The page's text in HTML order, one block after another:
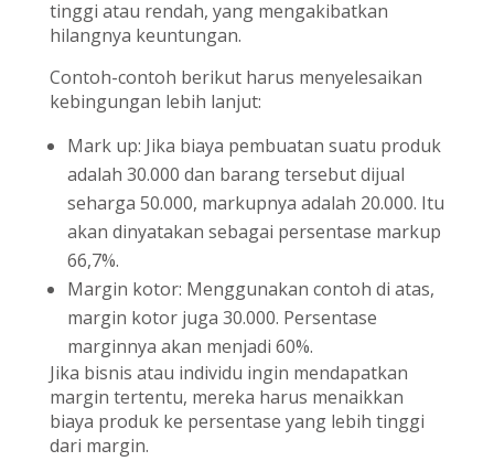
tinggi atau rendah, yang mengakibatkan
hilangnya keuntungan.
Contoh-contoh berikut harus menyelesaikan
kebingungan lebih lanjut:
Mark up: Jika biaya pembuatan suatu produk
adalah 30.000 dan barang tersebut dijual
seharga 50.000, markupnya adalah 20.000. Itu
akan dinyatakan sebagai persentase markup
66,7%.
Margin kotor: Menggunakan contoh di atas,
margin kotor juga 30.000. Persentase
marginnya akan menjadi 60%.
Jika bisnis atau individu ingin mendapatkan
margin tertentu, mereka harus menaikkan
biaya produk ke persentase yang lebih tinggi
dari margin.